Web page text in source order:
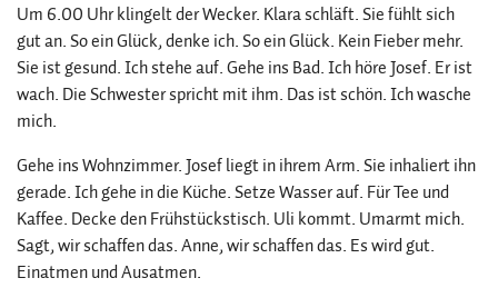
Um 6.00 Uhr klingelt der Wecker. Klara schläft. Sie fühlt sich
gut an. So ein Glück, denke ich. So ein Glück. Kein Fieber mehr.
Sie ist gesund. Ich stehe auf. Gehe ins Bad. Ich höre Josef. Er ist
wach. Die Schwester spricht mit ihm. Das ist schön. Ich wasche
mich.
Gehe ins Wohnzimmer. Josef liegt in ihrem Arm. Sie inhaliert ihn
gerade. Ich gehe in die Küche. Setze Wasser auf. Für Tee und
Kaffee. Decke den Frühstückstisch. Uli kommt. Umarmt mich.
Sagt, wir schaffen das. Anne, wir schaffen das. Es wird gut.
Einatmen und Ausatmen.